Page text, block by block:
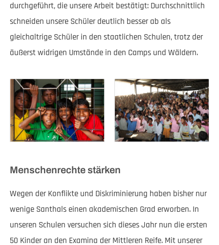
durchgeführt, die unsere Arbeit bestätigt: Durchschnittlich
schneiden unsere Schüler deutlich besser ab als
gleichaltrige Schüler in den staatlichen Schulen, trotz der
äußerst widrigen Umstände in den Camps und Wäldern.
Menschenrechte stärken
Wegen der Konflikte und Diskriminierung haben bisher nur
wenige Santhals einen akademischen Grad erworben. In
unseren Schulen versuchen sich dieses Jahr nun die ersten
50 Kinder an den Examina der Mittleren Reife. Mit unserer